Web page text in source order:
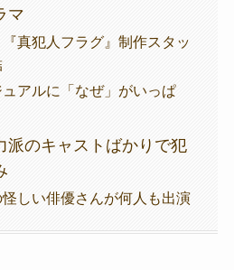
マ
『真犯人フラグ』制作スタッ
ュアルに「なぜ」がいっぱ
派のキャストばかりで犯
しい俳優さんが何人も出演